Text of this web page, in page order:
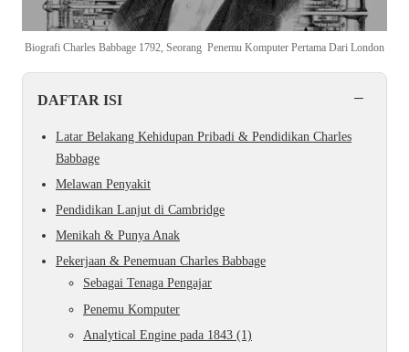
Biografi Charles Babbage 1792, Seorang Penemu Komputer Pertama Dari London
DAFTAR ISI −
Latar Belakang Kehidupan Pribadi & Pendidikan Charles
Babbage
Melawan Penyakit
Pendidikan Lanjut di Cambridge
Menikah & Punya Anak
Pekerjaan & Penemuan Charles Babbage
Sebagai Tenaga Pengajar
Penemu Komputer
Analytical Engine pada 1843 (1)